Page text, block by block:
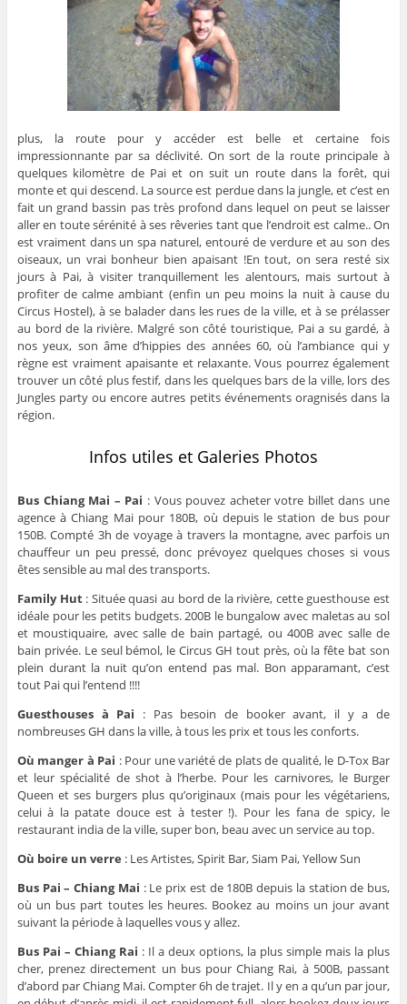
plus, la route pour y accéder est belle et certaine fois
impressionnante par sa déclivité. On sort de la route principale à
quelques kilomètre de Pai et on suit un route dans la forêt, qui
monte et qui descend. La source est perdue dans la jungle, et c’est en
fait un grand bassin pas très profond dans lequel on peut se laisser
aller en toute sérénité à ses rêveries tant que l’endroit est calme.. On
est vraiment dans un spa naturel, entouré de verdure et au son des
oiseaux, un vrai bonheur bien apaisant !En tout, on sera resté six
jours à Pai, à visiter tranquillement les alentours, mais surtout à
profiter de calme ambiant (enfin un peu moins la nuit à cause du
Circus Hostel), à se balader dans les rues de la ville, et à se prélasser
au bord de la rivière. Malgré son côté touristique, Pai a su gardé, à
nos yeux, son âme d’hippies des années 60, où l’ambiance qui y
règne est vraiment apaisante et relaxante. Vous pourrez également
trouver un côté plus festif, dans les quelques bars de la ville, lors des
Jungles party ou encore autres petits événements oragnisés dans la
région.
Infos utiles et Galeries Photos
Bus Chiang Mai – Pai : Vous pouvez acheter votre billet dans une
agence à Chiang Mai pour 180B, où depuis le station de bus pour
150B. Compté 3h de voyage à travers la montagne, avec parfois un
chauffeur un peu pressé, donc prévoyez quelques choses si vous
êtes sensible au mal des transports.
Family Hut: Située quasi au bord de la rivière, cette guesthouse est
idéale pour les petits budgets. 200B le bungalow avec maletas au sol
et moustiquaire, avec salle de bain partagé, ou 400B avec salle de
bain privée. Le seul bémol, le Circus GH tout près, où la fête bat son
plein durant la nuit qu’on entend pas mal. Bon apparamant, c’est
tout Pai qui l’entend !!!!
Guesthouses à Pai : Pas besoin de booker avant, il y a de
nombreuses GH dans la ville, à tous les prix et tous les conforts.
Où manger à Pai : Pour une variété de plats de qualité, le D-Tox Bar
et leur spécialité de shot à l’herbe. Pour les carnivores, le Burger
Queen et ses burgers plus qu’originaux (mais pour les végétariens,
celui à la patate douce est à tester !). Pour les fana de spicy, le
restaurant india de la ville, super bon, beau avec un service au top.
Où boire un verre : Les Artistes, Spirit Bar, Siam Pai, Yellow Sun
Bus Pai – Chiang Mai : Le prix est de 180B depuis la station de bus,
où un bus part toutes les heures. Bookez au moins un jour avant
suivant la période à laquelles vous y allez.
Bus Pai – Chiang Rai : Il a deux options, la plus simple mais la plus
cher, prenez directement un bus pour Chiang Rai, à 500B, passant
d’abord par Chiang Mai. Compter 6h de trajet. Il y en a qu’un par jour,